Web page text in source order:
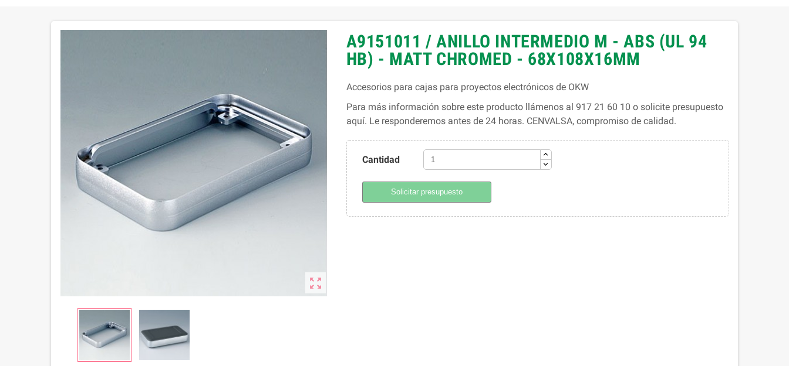

A9151011 / ANILLO INTERMEDIO M - ABS (UL 94
HB) - MATT CHROMED - 68X108X16MM
Accesorios para cajas para proyectos electrónicos de OKW
Para más información sobre este producto llámenos al 917 21 60 10 o solicite presupuesto
aquí. Le responderemos antes de 24 horas. CENVALSA, compromiso de calidad.
Cantidad
Solicitar presupuesto